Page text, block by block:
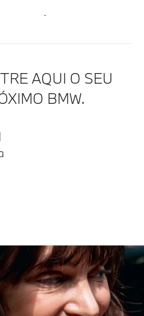
-
AQUI O SEU
BMW.